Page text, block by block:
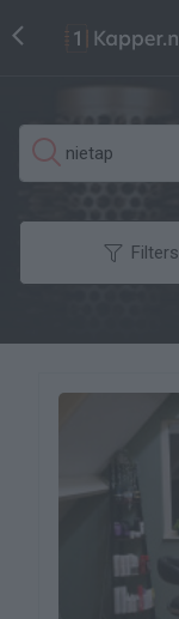
Filters